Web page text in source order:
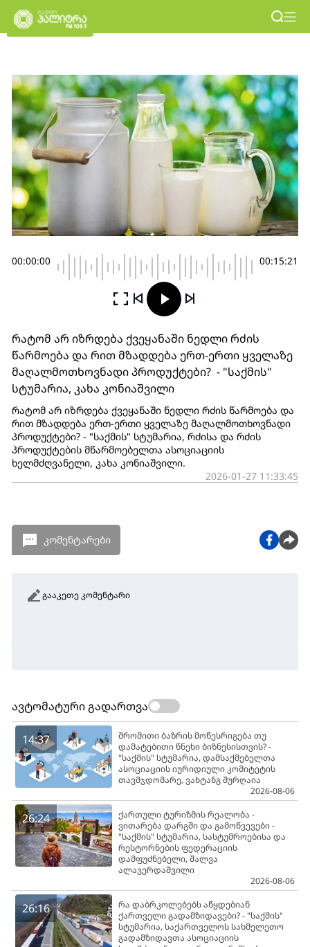
00:00:00 00:15:21
რატომ არ იზრდება ქვეყანაში ნედლი რძის
წარმოება და რით მზადდება ერთ-ერთი ყველაზე
მაღალმოთხოვნადი პროდუქტები? - "საქმის"
სტუმარია, კახა კონიაშვილი
რატომ არ იზრდება ქვეყანაში ნედლი რძის წარმოება და
რით მზადდება ერთ-ერთი ყველაზე მაღალმოთხოვნადი
პროდუქტები? - "საქმის" სტუმარია, რძისა და რძის
პროდუქტების მწარმოებელთა ასოციაციის
ხელმძღვანელი, კახა კონიაშვილი.
2026-01-27 11:33:45
კომენტარები
გააკეთე კომენტარი
ავტომატური გადართვა
14:37
შრომითი ბაზრის მოწესრიგება თუ
დამატებითი წნეხი ბიზნესისთვის? -
"საქმის" სტუმარია, დამსაქმებელთა
ასოციაციის იურიდიული კომიტეტის
თავმჯდომარე, ვახტანგ შურღაია
2026-08-06
26:24
ქართული ტურიზმის რეალობა -
ვითარება დარგში და გამოწვევები -
"საქმის" სტუმარია, სასტუმროებისა და
რესტორნების ფედერაციის
დამფუძნებელი, შალვა
ალავერდაშვილი
2026-08-06
26:16
რა დაბრკოლებებს აწყდებიან
ქართველი გადამზიდავები? - "საქმის"
სტუმარია, საქართველოს სახმელეთო
გადამზიდავთა ასოციაციის